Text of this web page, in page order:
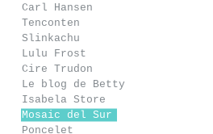
Carl Hansen
Tenconten
Slinkachu
Lulu Frost
Cire Trudon
Le blog de Betty
Isabela Store
Mosaic del Sur
Poncelet
Snedkerstudio